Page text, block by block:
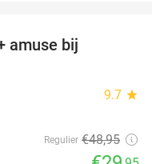
amuse bij
9.7 star
Regulier €48,95